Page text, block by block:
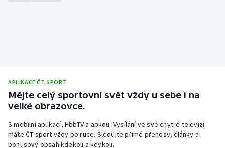
APLIKACE ČT SPORT
Mějte celý sportovní svět vždy u sebe i na
velké obrazovce.
S mobilní aplikací, HbbTV a apkou iVysílání ve své chytré televizi
máte ČT sport vždy po ruce. Sledujte přímé přenosy, články a
bonusový obsah kdekoli a kdykoli.